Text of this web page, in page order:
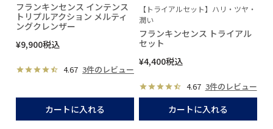
フランキンセンス インテンス
トリプルアクション メルティ
ングクレンザー
¥9,900税込
4.67 3件のレビュー
カートに入れる
【トライアルセット】ハリ・ツヤ・
潤い
フランキンセンス トライアル
セット
¥4,400税込
4.67 3件のレビュー
カートに入れる